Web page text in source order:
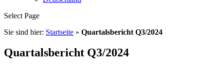
Select Page
Sie sind hier: Startseite » Quartalsbericht Q3/2024
Quartalsbericht Q3/2024